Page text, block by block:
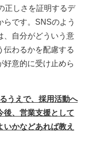
正しさを証明するデ
らです。SNSのよう
、自分がどういう意
伝わるかを配慮する
好意的に受け止めら
うえで、採用活動へ
後、営業支援として
かなどあれば教え